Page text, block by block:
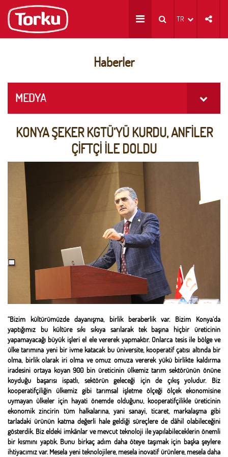
TR
Haberler
MEDYA
KONYA ŞEKER KGTÜ’YÜ KURDU, ANFİLER
ÇİFTÇİ İLE DOLDU
“Bizim kültürümüzde dayanışma, birlik beraberlik var. Bizim Konya’da
yaptığımız bu kültüre sıkı sıkıya sarılarak tek başına hiçbir üreticinin
yapamayacağı büyük işleri el ele vererek yapmaktır. Onlarca tesis ile bölge ve
ülke tarımına yeni bir ivme katacak bu üniversite, kooperatif çatısı altında bir
olma, birlik olarak iri olma ve omuz omuza vererek yükü birlikte kaldırma
iradesini ortaya koyan 900 bin üreticinin ülkemiz tarım sektörünün önüne
koyduğu başarısı ispatlı, sektörün geleceği için de çıkış yoludur. Biz
kooperatifçiliğin ülkemiz gibi tarımsal işletme ölçeği ölçek ekonomisine
uymayan ülkeler için hayati önemde olduğunu, kooperatifçilikle üreticinin
ekonomik zincirin tüm halkalarına, yani sanayi, ticaret, markalaşma gibi
tarladaki ürünün katma değerli hale geldiği süreçlere de dâhil olabileceğini
gösterdik. Biz eldeki imkânlar ve mevcut teknoloji ile yapılabileceklerin önemli
bir kısmını yaptık. Bunu birkaç adım daha öteye taşımak için başka şeylere
ihtiyacımız var. Mesela yeni teknolojilere, mesela inovatif ürünlere, mesela daha